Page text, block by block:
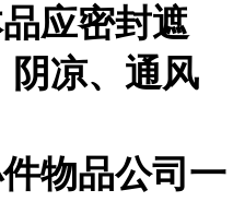
应密封遮
阴凉、通风
件物品公司一